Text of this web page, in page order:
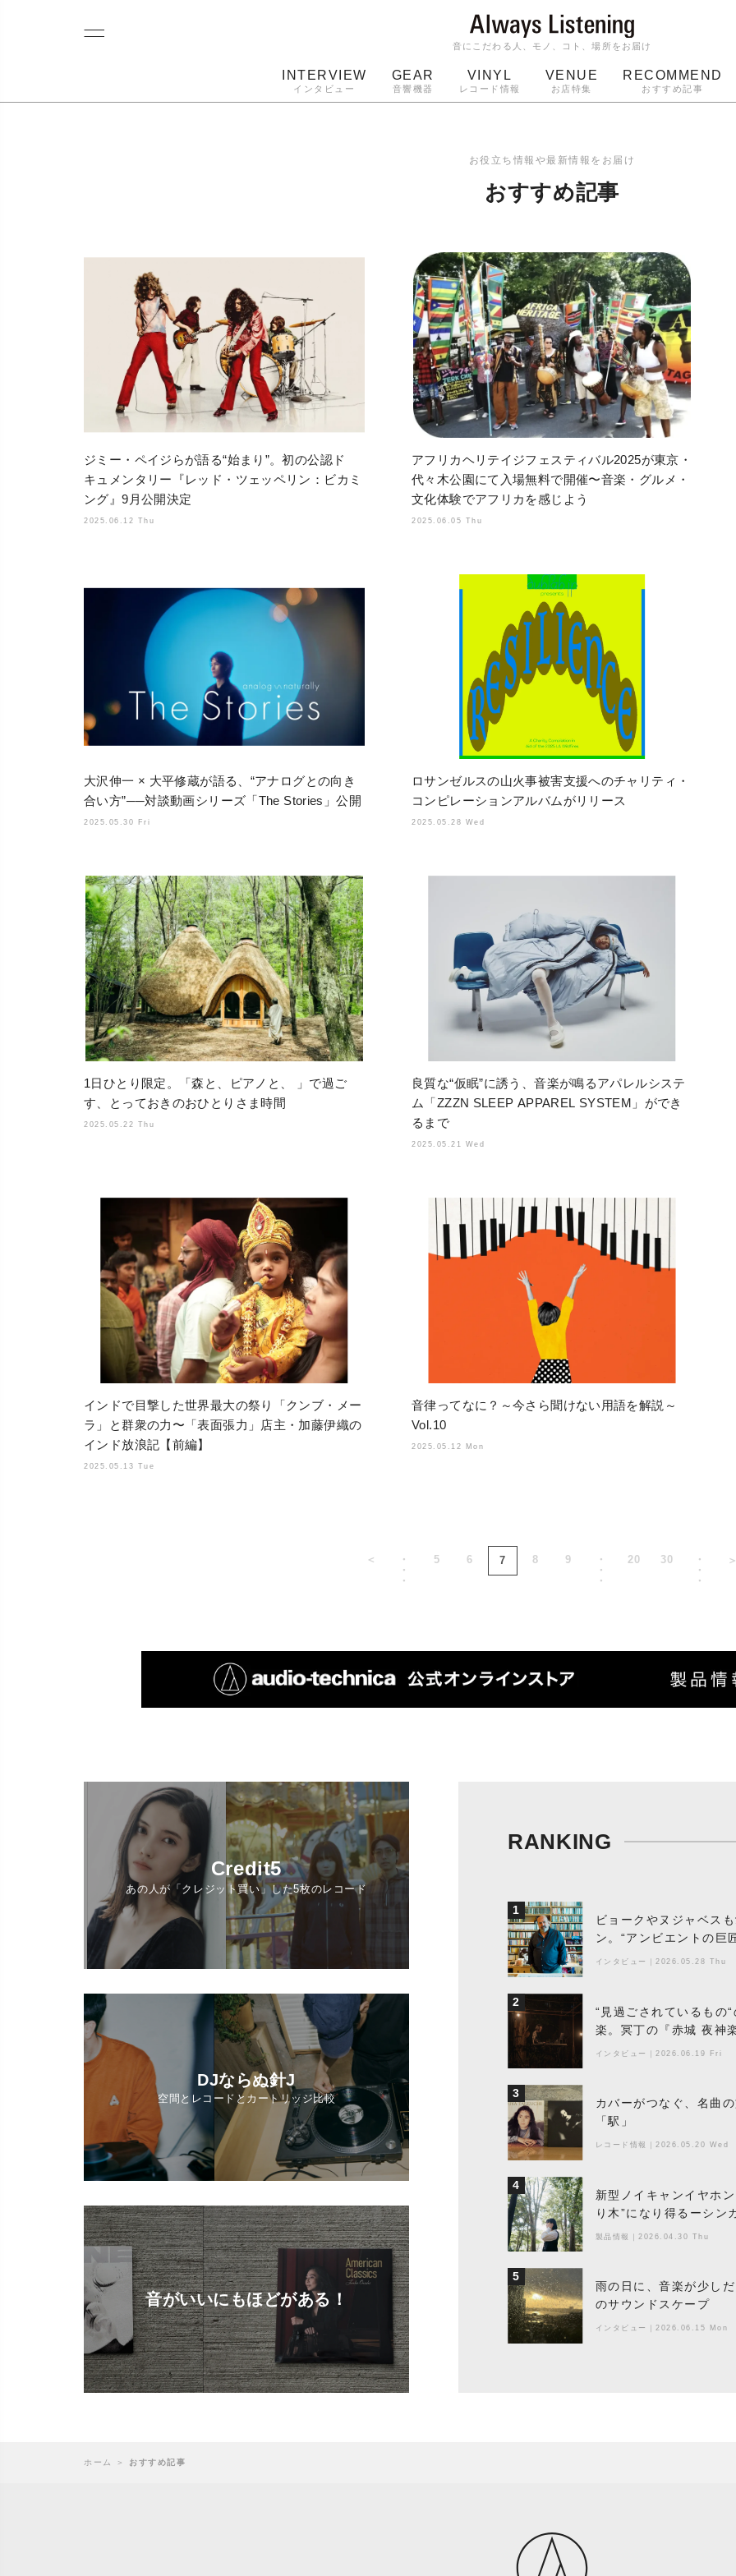
音にこだわる人、モノ、コト、場所をお届け
INTERVIEW
インタビュー
GEAR
音響機器
VINYL
レコード情報
VENUE
お店特集
RECOMMEND
おすすめ記事
お役立ち情報や最新情報をお届け
おすすめ記事
ジミー・ペイジらが語る“始まり”。初の公認ド
キュメンタリー『レッド・ツェッペリン：ビカミ
ング』9月公開決定
2025.06.12 Thu
アフリカヘリテイジフェスティバル2025が東京・
代々木公園にて入場無料で開催〜音楽・グルメ・
文化体験でアフリカを感じよう
2025.06.05 Thu
大沢伸一 × 大平修蔵が語る、“アナログとの向き
合い方”──対談動画シリーズ「The Stories」公開
2025.05.30 Fri
ロサンゼルスの山火事被害支援へのチャリティ・
コンピレーションアルバムがリリース
2025.05.28 Wed
1日ひとり限定。「森と、ピアノと、 」で過ご
す、とっておきのおひとりさま時間
2025.05.22 Thu
良質な“仮眠”に誘う、音楽が鳴るアパレルシステ
ム「ZZZN SLEEP APPAREL SYSTEM」ができ
るまで
2025.05.21 Wed
インドで目撃した世界最大の祭り「クンブ・メー
ラ」と群衆の力〜「表面張力」店主・加藤伊織の
インド放浪記【前編】
2025.05.13 Tue
音律ってなに？～今さら聞けない用語を解説～
Vol.10
2025.05.12 Mon
＜
・
・
・
5 6 7 8 9
・
・
・
20 30
・
・
・
Credit5
あの人が「クレジット買い」した5枚のレコード
DJならぬ針J
空間とレコードとカートリッジ比較
音がいいにもほどがある！
RANKING
1
ビョークやヌジャベス
ン。“アンビエントの巨
ちた最新作の背景
インタビュー 2026.05.28 Thu
2
“見過ごされているも
楽。冥丁の『赤城 夜神
インタビュー 2026.06.19 Fri
3
カバーがつなぐ、名曲
「駅」
レコード情報 2026.05.20 Wed
4
新型ノイキャンイヤホ
り木”になり得るーシ
製品情報 2026.04.30 Thu
5
雨の日に、音楽が少し
のサウンドスケープ
インタビュー 2026.06.15 Mon
ホーム ＞ おすすめ記事